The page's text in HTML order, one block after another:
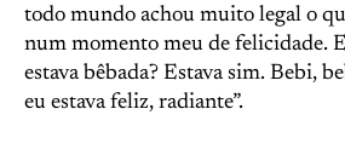
todo mundo achou muito legal o
num momento meu de felicidade.
estava bêbada? Estava sim. Bebi,
eu estava feliz, radiante”.